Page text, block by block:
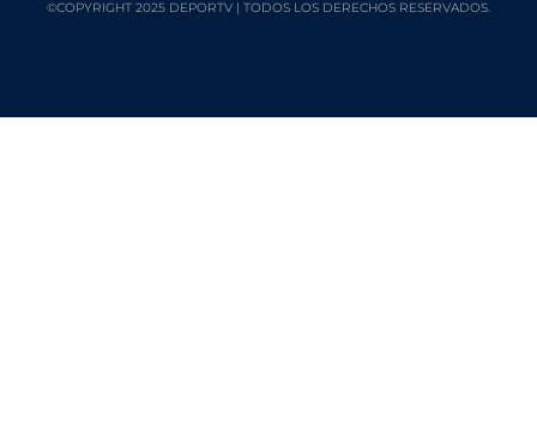
©COPYRIGHT 2025 DEPORTV | TODOS LOS DERECHOS RESERVADOS.